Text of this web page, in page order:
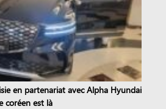
en partenariat avec Alpha Hyundai
coréen est là